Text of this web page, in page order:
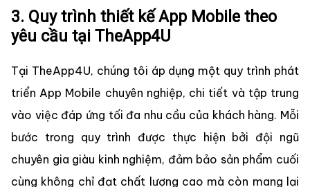
3. Quy trình thiết kế App Mobile theo
yêu cầu tại TheApp4U
Tại TheApp4U, chúng tôi áp dụng một quy trình phát
triển App Mobile chuyên nghiệp, chi tiết và tập trung
vào việc đáp ứng tối đa nhu cầu của khách hàng. Mỗi
bước trong quy trình được thực hiện bởi đội ngũ
chuyên gia giàu kinh nghiệm, đảm bảo sản phẩm cuối
cùng không chỉ đạt chất lượng cao mà còn mang lại